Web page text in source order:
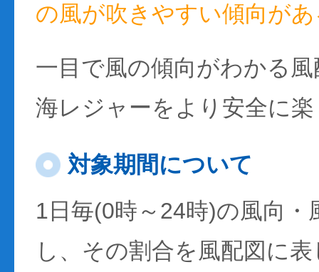
の風が吹きやすい傾向が
一目で風の傾向がわかる
海レジャーをより安全に
対象期間について
1日毎(0時～24時)の風向・
し、その割合を風配図に